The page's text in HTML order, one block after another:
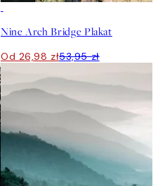
Nine Arch Bridge Plakat
Od 26,98 zł53,95 zł